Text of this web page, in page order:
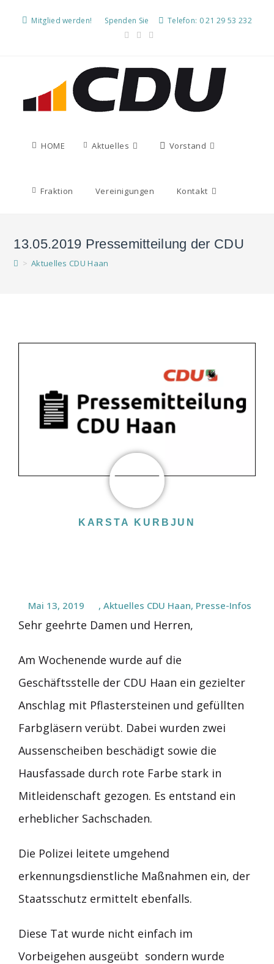
Mitglied werden! Spenden Sie Telefon: 0 21 29 53 232
HOME Aktuelles Vorstand
Fraktion Vereinigungen Kontakt
13.05.2019 Pressemitteilung der CDU
> Aktuelles CDU Haan
KARSTA KURBJUN
Mai 13, 2019 , Aktuelles CDU Haan, Presse-Infos
Sehr geehrte Damen und Herren,
Am Wochenende wurde auf die
Geschäftsstelle der CDU Haan ein gezielter
Anschlag mit Pflastersteinen und gefüllten
Farbgläsern verübt. Dabei wurden zwei
Aussenscheiben beschädigt sowie die
Hausfassade durch rote Farbe stark in
Mitleidenschaft gezogen. Es entstand ein
erheblicher Sachschaden.
Die Polizei leitete umgehend
erkennungsdienstliche Maßnahmen ein, der
Staatsschutz ermittelt ebenfalls.
Diese Tat wurde nicht einfach im
Vorbeigehen ausgeübt sondern wurde